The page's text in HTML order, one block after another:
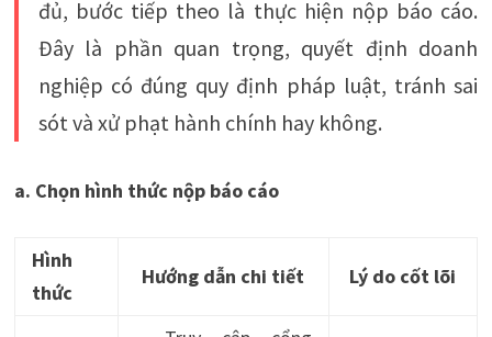
đủ, bước tiếp theo là thực hiện nộp báo cáo.
Đây là phần quan trọng, quyết định doanh
nghiệp có đúng quy định pháp luật, tránh sai
sót và xử phạt hành chính hay không.
a. Chọn hình thức nộp báo cáo
Hình
thức
Hướng dẫn chi tiết Lý do cốt lõi